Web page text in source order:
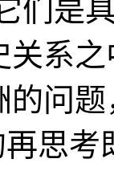
们是
关系
的问
思考